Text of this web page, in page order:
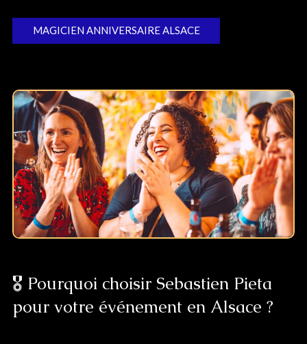
MAGICIEN ANNIVERSAIRE ALSACE
🎖️ Pourquoi choisir Sebastien Pieta
pour votre événement en Alsace ?